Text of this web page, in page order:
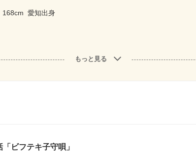
168cm 愛知出身
もっと見る
ビフテキ子守唄」